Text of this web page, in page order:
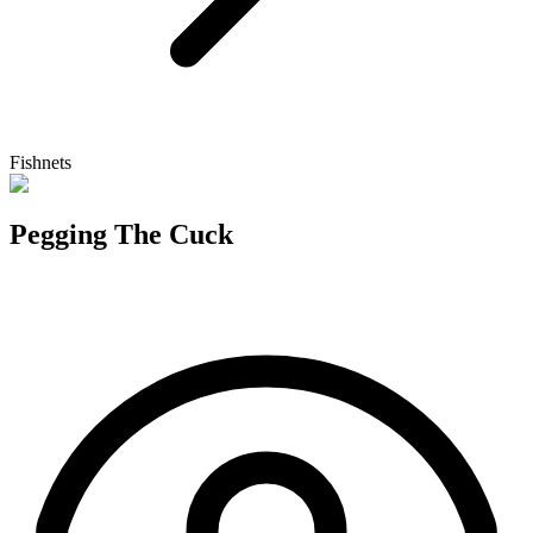
Fishnets
Pegging The Cuck